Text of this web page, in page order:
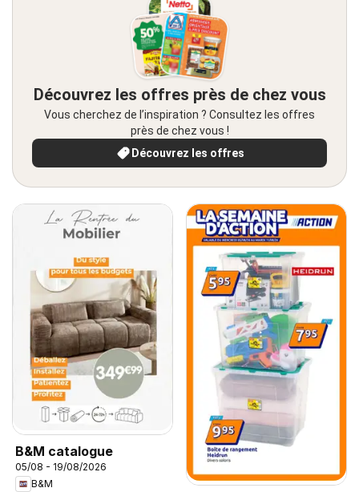
Découvrez les offres près de chez vous
Vous cherchez de l’inspiration ? Consultez les offres
près de chez vous !
Découvrez les offres
B&M catalogue
05/08 - 19/08/2026
B&M